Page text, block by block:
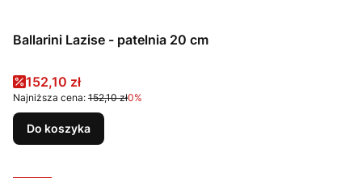
Ballarini Lazise - patelnia 20 cm
Cena promocyjna
152,10 zł
Najniższa cena: 152,10 zł0%
Do koszyka